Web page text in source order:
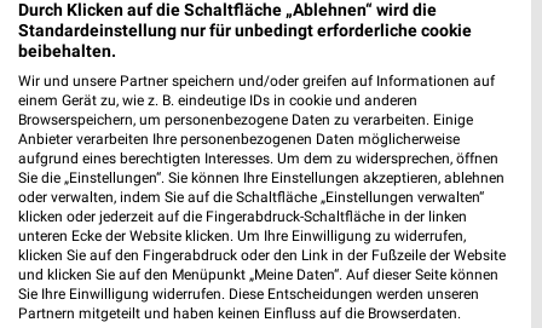
30,2 km
Wohnenpreishits
Gültig bis Fr. 14.08.
30,2 km
Angebote ab 08.08.
Gültig bis Fr. 14.08.
XXXLutz XXXLutz
Durch Klicken auf die Schaltfläche „Ablehnen“ wird die
Standardeinstellung nur für unbedingt erforderliche cookie
beibehalten.
Wir und unsere Partner speichern und/oder greifen auf Informationen auf
einem Gerät zu, wie z. B. eindeutige IDs in cookie und anderen
Browserspeichern, um personenbezogene Daten zu verarbeiten. Einige
Anbieter verarbeiten Ihre personenbezogenen Daten möglicherweise
aufgrund eines berechtigten Interesses. Um dem zu widersprechen, öffnen
Sie die „Einstellungen“. Sie können Ihre Einstellungen akzeptieren, ablehnen
oder verwalten, indem Sie auf die Schaltfläche „Einstellungen verwalten“
klicken oder jederzeit auf die Fingerabdruck-Schaltfläche in der linken
unteren Ecke der Website klicken. Um Ihre Einwilligung zu widerrufen,
klicken Sie auf den Fingerabdruck oder den Link in der Fußzeile der Website
und klicken Sie auf den Menüpunkt „Meine Daten“. Auf dieser Seite können
Sie Ihre Einwilligung widerrufen. Diese Entscheidungen werden unseren
Partnern mitgeteilt und haben keinen Einfluss auf die Browserdaten.